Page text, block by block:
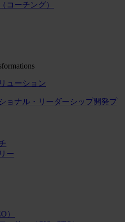
コーチング）
ューション
ョナル・リーダーシップ開発プ
ー
）